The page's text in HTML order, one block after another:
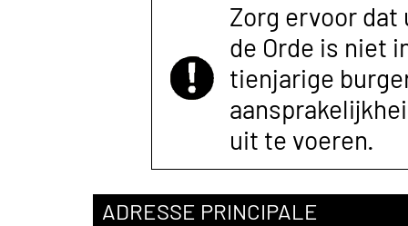
Zorg ervoor
de Orde is niet
tienjarige
uit te voeren.
ADRESSE PRINCIPALE